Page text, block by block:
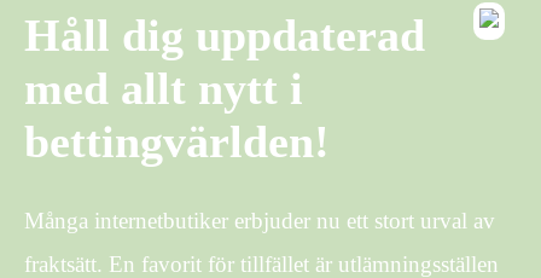
Håll dig uppdaterad
med allt nytt i
bettingvärlden!
Många internetbutiker erbjuder nu ett stort urval av
fraktsätt. En favorit för tillfället är utlämningsställen